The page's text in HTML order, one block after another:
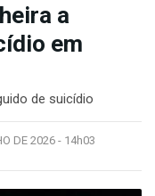
a
em
de suicídio
DE 2026 - 14h03